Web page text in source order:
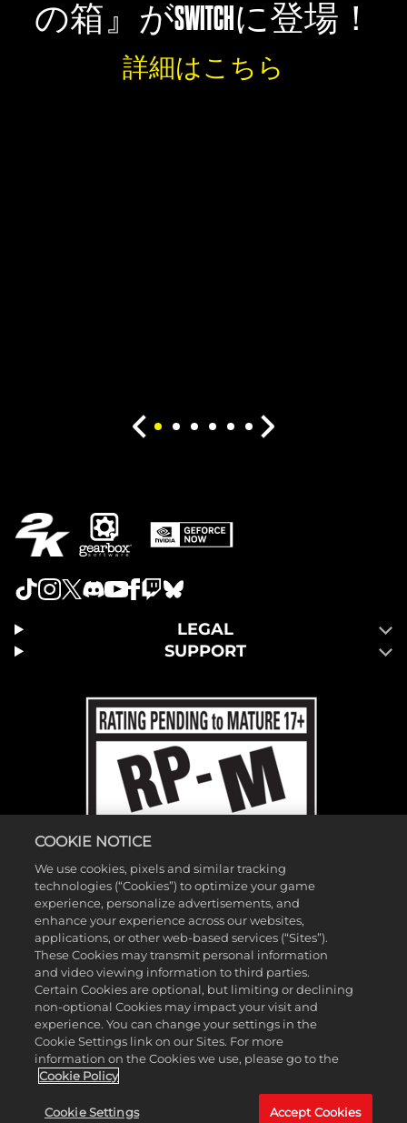
の箱』がSWITCHに登場！
詳細はこちら
LEGAL
SUPPORT
©2026 Gearbox Software. Published by 2K Games. Developed by
Gearbox. Gearbox, Borderlands, and related logos are all trademarks
of Gearbox Software, LLC. 2K and the 2K logo are trademarks of
Take-Two Interactive Software, Inc. All other marks and trademarks
are the property of their respective owners. All rights reserved.
ボーダーランズ・リサーチ研究所をお探しなら こちら。ボーダーランズ・サ
COOKIE NOTICE
We use cookies, pixels and similar tracking
technologies (“Cookies”) to optimize your game
experience, personalize advertisements, and
enhance your experience across our websites,
applications, or other web-based services (“Sites”).
These Cookies may transmit personal information
and video viewing information to third parties.
Certain Cookies are optional, but limiting or declining
non-optional Cookies may impact your visit and
experience. You can change your settings in the
Cookie Settings link on our Sites. For more
information on the Cookies we use, please go to the
Cookie Policy
Cookie Settings Accept Cookies